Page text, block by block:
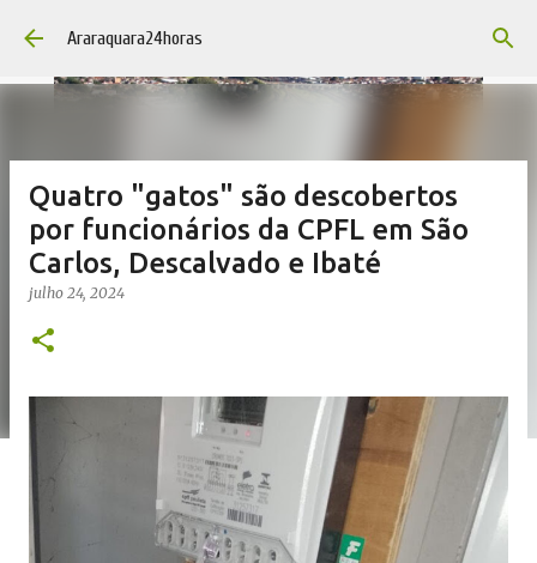
Pular para o conteúdo principal
Araraquara24horas
Quatro "gatos" são descobertos
por funcionários da CPFL em São
Carlos, Descalvado e Ibaté
julho 24, 2024